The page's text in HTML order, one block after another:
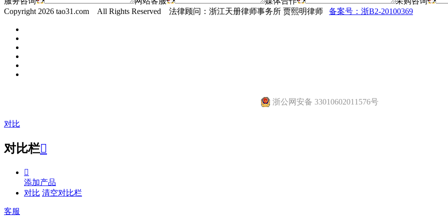
Copyright 2026 tao31.com All Rights Reserved 法律顾问：浙江天册律师事务所 贾熙明律师 备案号：浙B2-20100369
浙公网安备 33010602011576号
对比
对比栏

添加产品
对比 清空对比栏
客服